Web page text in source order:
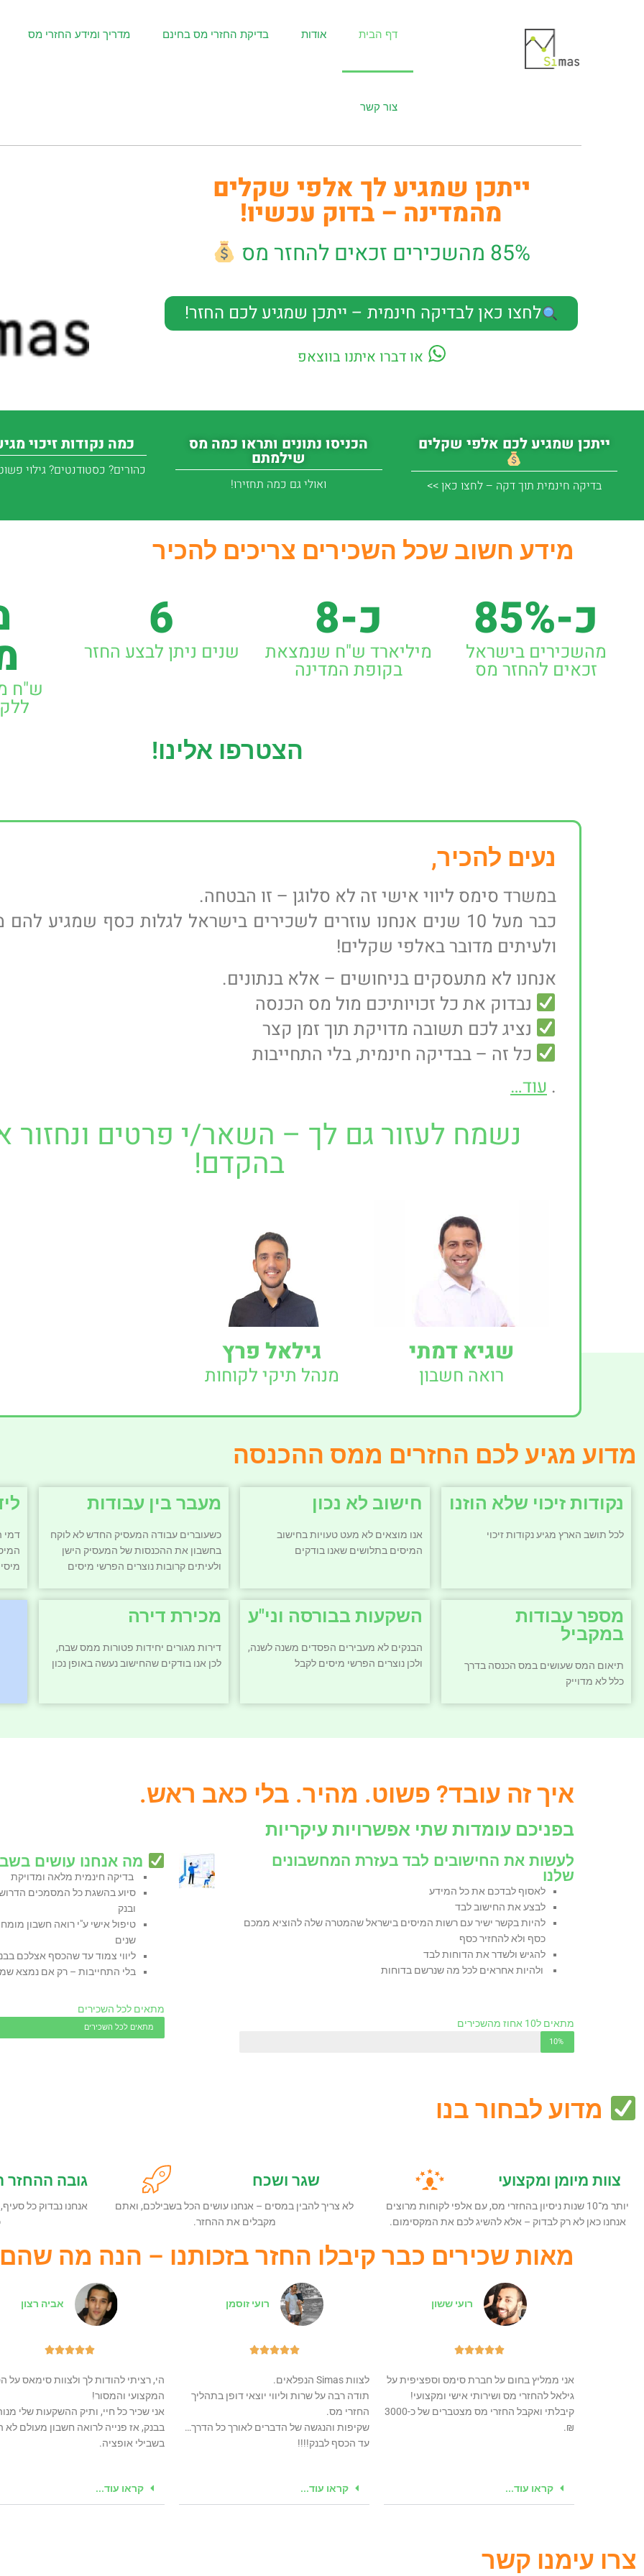
דף הבית אודות בדיקת החזרי מס בחינם מדריך ומידע החזרי מס
צור קשר
ייתכן שמגיע לך אלפי שקלים
מהמדינה – בדוק עכשיו!
85% מהשכירים זכאים להחזר מס
לחצו כאן לבדיקה חינמית – ייתכן שמגיע לכם החזר!
או דברו איתנו בווצאפ
ייתכן שמגיע לכם אלפי שקלים
בדיקה חינמית תוך דקה – לחצו כאן >>
הכניסו נתונים ותראו כמה מס
שילמתם
ואולי גם כמה תחזירו!
כמה נקודות זיכוי
כהורים? כסטודנטים? גילוי
מידע חשוב שכל השכירים צריכים להכיר
כ-85%
מהשכירים בישראל
זכאים להחזר מס
כ-8
מיליארד ש"ח שנמצאת
בקופת המדינה
6
שנים ניתן לבצע החזר
ש"ח
הצטרפו אלינו!
נעים להכיר,
במשרד סימס ליווי אישי זה לא סלוגן – זו הבטחה.
כבר מעל 10 שנים אנחנו עוזרים לשכירים בישראל לגלות כסף שמגיע
ולעיתים מדובר באלפי שקלים!
אנחנו לא מתעסקים בניחושים – אלא בנתונים.
נבדוק את כל זכויותיכם מול מס הכנסה
נציג לכם תשובה מדויקת תוך זמן קצר
כל זה – בבדיקה חינמית, בלי התחייבות
. עוד…
נשמח לעזור גם לך – השאר/י פרטים ונחזור
בהקדם!
שגיא דמתי
רואה חשבון
גילאל פרץ
מנהל תיקי לקוחות
מדוע מגיע לכם החזרים ממס ההכנסה
נקודות זיכוי שלא הוזנו
לכל תושב הארץ מגיע נקודות זיכוי
חישוב לא נכון
אנו מוצאים לא מעט טעויות בחישוב
המיסים בתלושים שאנו בודקים
מעבר בין עבודות
כשעוברים עבודה המעסיק החדש לא לוקח
בחשבון את ההכנסות של המעסיק הישן
ולעיתים קרובות נוצרים הפרשי מיסים
דמי
מספר עבודות
במקביל
תיאום המס שעושים במס הכנסה בדרך
כלל לא מדוייק
השקעות בבורסה וני"ע
הבנקים לא מעבירים הפסדים משנה לשנה,
ולכן נוצרים הפרשי מיסים לקבל
מכירת דירה
דירות מגורים יחידות פטורות ממס שבח,
לכן אנו בודקים שהחישוב נעשה באופן נכון
איך זה עובד? פשוט. מהיר. בלי כאב ראש.
בפניכם עומדות שתי אפשרויות עיקריות
שלנו
לאסוף לבדכם את כל המידע
לבצע את החישוב לבד
להיות בקשר ישיר עם רשות המיסים בישראל שהמטרה שלה להוציא ממכם
כסף ולא להחזיר כסף
להגיש ולשדר את הדוחות לבד
ולהיות אחראים לכל מה שנרשם בדוחות
מתאים ל10 אחוז מהשכירים
עיצוב אתרים
10%
מה אנחנו עושים
בדיקה חינמית מלאה ומדויקת
סיוע בהשגת כל המסמכים
ובנק
שנים
ליווי צמוד עד שהכסף אצלכם
בלי התחייבות – רק אם נמצא
מתאים לכל השכירים
מתאים לכל השכירים
מדוע לבחור בנו
צוות מיומן ומקצועי
יותר מ־10 שנות ניסיון בהחזרי מס, עם אלפי לקוחות מרוצים
אנחנו כאן לא רק לבדוק – אלא להשיג לכם את המקסימום.
שגר ושכח
לא צריך להבין במסים – אנחנו עושים הכל בשבילכם, ואתם
מקבלים את ההחזר.
גובה ההחזר
אנחנו נבדוק כל
מאות שכירים כבר קיבלו החזר בזכותנו – הנה מה
רועי ששון





אני ממליץ בחום על חברת סימס וספציפית על
גילאל להחזרי מס ושירותי אישי ומקצועי!
קיבלתי ואקבל החזרי מס מצטברים של כ-3000
₪.
קראו עוד...
רועי זוסמן





לצוות Simas הנפלאים.
תודה רבה על שרות וליווי יוצאי דופן בתהליך
החזרי מס.
שקיפות והנגשה של הדברים לאורך כל הדרך…
עד הכסף לבנק!!!!
קראו עוד...
אביה רצון





הי, רציתי להודות לך ולצוות סימאס על
המקצועי והמסור!
אני שכיר כל חיי, ותיק ההשקעות שלי
בבנק, אז פנייה לרואה חשבון מעולם לא
בשבילי אופציה.
קראו עוד...
צרו עימנו קשר